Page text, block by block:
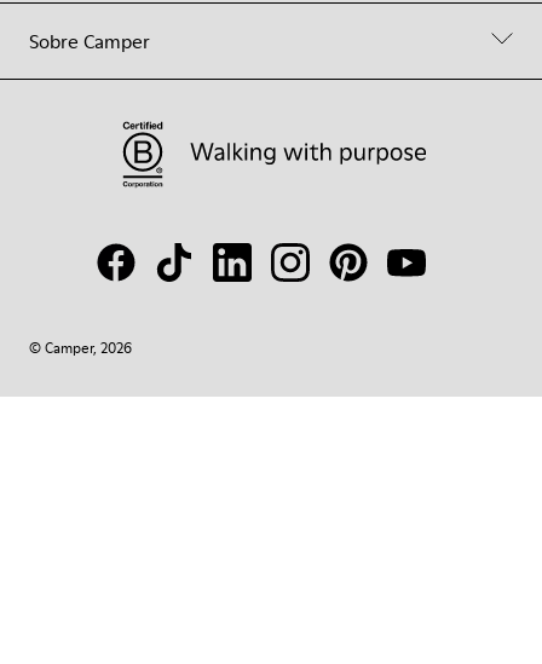
Sobre Camper
© Camper, 2026